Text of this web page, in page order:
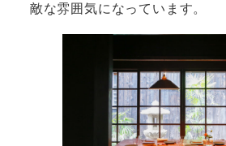
敵な雰囲気になっています。